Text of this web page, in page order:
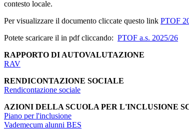
contesto locale.
Per visualizzare il documento cliccate questo link PTOF
Potete scaricare il in pdf cliccando: PTOF a.s. 2025/26
RAPPORTO DI AUTOVALUTAZIONE
RAV
RENDICONTAZIONE SOCIALE
Rendicontazione sociale
AZIONI DELLA SCUOLA PER L'INCLUSIONE
Piano per l'inclusione
Vademecum alunni BES